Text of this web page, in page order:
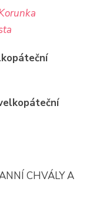
CHVÁLY A